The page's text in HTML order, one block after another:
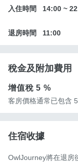
入住時間 14:00 ~
退房時間 11:00
稅金及附加費用
增值稅5 %
客房價格通常已包含
住宿收據
OwlJourney將在退房